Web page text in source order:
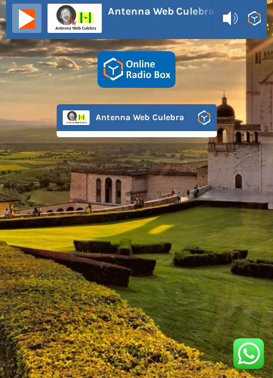
Antenna Web Culebra
Antenna Web Culebra